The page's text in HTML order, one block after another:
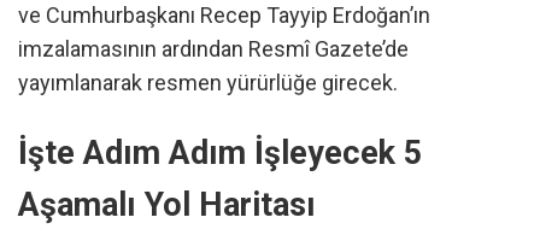
ve Cumhurbaşkanı Recep Tayyip Erdoğan’ın
imzalamasının ardından Resmî Gazete’de
yayımlanarak resmen yürürlüğe girecek.
İşte Adım Adım İşleyecek 5
Aşamalı Yol Haritası